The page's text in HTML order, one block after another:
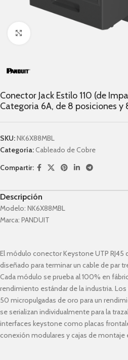
Conector Jack Estilo 110 (de
Categori­a 6A, de 8 posiciones y
SKU:NK6X88MBL
Categoría: Cableado de Cobre
Compartir:
Descripción
Modelo: NK6X88MBL
Marca: PANDUIT
El módulo conector Keystone UTP RJ45
diseñado para terminar un cable de par
Cada módulo se prueba al 100% en
rendimiento estándar de la industria.
50 micropulgadas de oro para un
se serializan individualmente para la
interfaces keystone como placas
conexión modulares y cajas de montaje